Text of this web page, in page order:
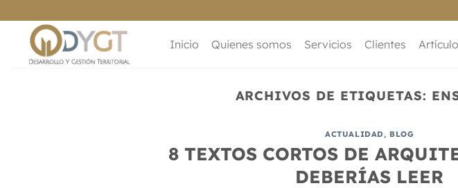
al
contenido
Inicio Quienes somos Servicios Clientes
ARCHIVOS DE ETIQUETAS:
ACTUALIDAD, BLOG
8 TEXTOS CORTOS DE
DEBERÍAS LEER